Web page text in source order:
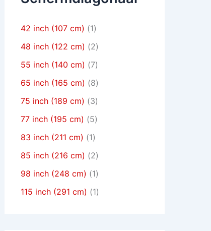
42 inch (107 cm) (1)
48 inch (122 cm) (2)
55 inch (140 cm) (7)
65 inch (165 cm) (8)
75 inch (189 cm) (3)
77 inch (195 cm) (5)
83 inch (211 cm) (1)
85 inch (216 cm) (2)
98 inch (248 cm) (1)
115 inch (291 cm) (1)